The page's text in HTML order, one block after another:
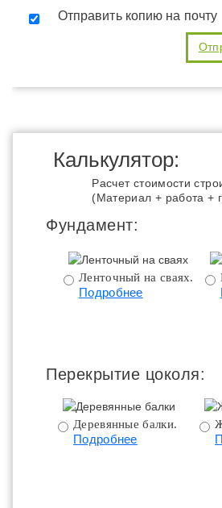
Отправить копию на почту
Калькулятор:
Расчет стоимости
(Материал + работа +
Фундамент:
Ленточный на сваях.
Подробнее
Перекрытие цоколя:
Деревянные балки.
Подробнее